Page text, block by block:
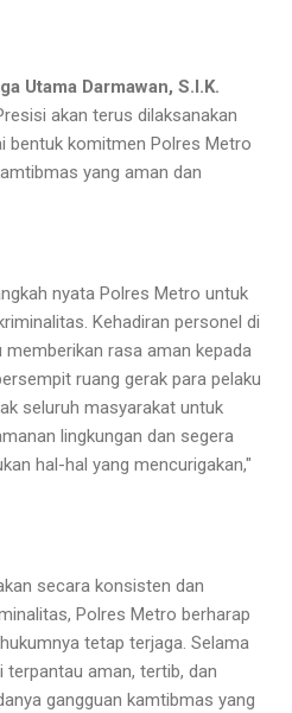
Utama Darmawan, S.I.K.
akan terus dilaksanakan
bentuk komitmen Polres Metro
yang aman dan
nyata Polres Metro untuk
Kehadiran personel di
memberikan rasa aman kepada
ruang gerak para pelaku
seluruh masyarakat untuk
lingkungan dan segera
hal-hal yang mencurigakan,"
secara konsisten dan
Polres Metro berharap
tetap terjaga. Selama
terpantau aman, tertib, dan
gangguan kamtibmas yang